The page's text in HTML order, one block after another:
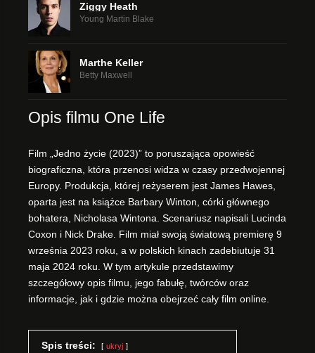
Ziggy Heath
Young Martin Blake
Marthe Keller
Betty Maxwell
Opis filmu One Life
Film „Jedno życie (2023)” to poruszająca opowieść
biograficzna, która przenosi widza w czasy przedwojennej
Europy. Produkcja, której reżyserem jest James Hawes,
oparta jest na książce Barbary Winton, córki głównego
bohatera, Nicholasa Wintona. Scenariusz napisali Lucinda
Coxon i Nick Drake. Film miał swoją światową premierę 9
września 2023 roku, a w polskich kinach zadebiutuje 31
maja 2024 roku. W tym artykule przedstawimy
szczegółowy opis filmu, jego fabułę, twórców oraz
informacje, jak i gdzie można obejrzeć cały film online.
Spis treści: ukryj